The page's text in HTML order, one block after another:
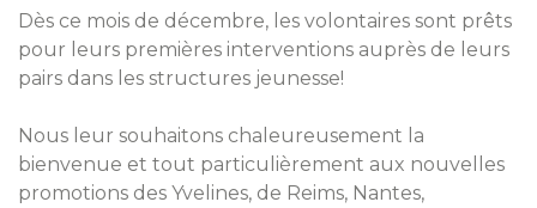
Dès ce mois de décembre, les volontaires sont prêts
pour leurs premières interventions auprès de leurs
pairs dans les structures jeunesse!
Nous leur souhaitons chaleureusement la
bienvenue et tout particulièrement aux nouvelles
promotions des Yvelines, de Reims, Nantes,